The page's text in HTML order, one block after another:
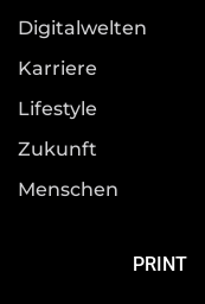
Digitalwelten
Karriere
Lifestyle
Zukunft
Menschen
PRINT